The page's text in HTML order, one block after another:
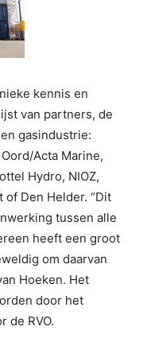
kennis en
van partners, de
gasindustrie:
Acta Marine,
Hydro, NIOZ,
Den Helder. “Dit
tussen alle
heeft een groot
om daarvan
Hoeken. Het
door het
de RVO.